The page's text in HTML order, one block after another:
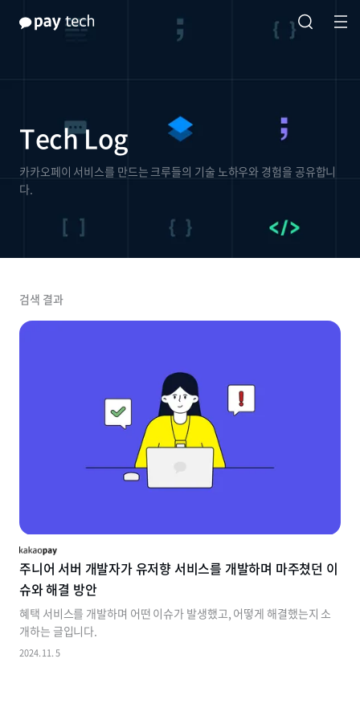
Tech Log
카카오페이 서비스를 만드는 크루들의 기술 노하우와 경험을 공유합니
다.
검색 결과
주니어 서버 개발자가 유저향 서비스를 개발하며 마주쳤던 이
슈와 해결 방안
혜택 서비스를 개발하며 어떤 이슈가 발생했고, 어떻게 해결했는지 소
개하는 글입니다.
2024. 11. 5